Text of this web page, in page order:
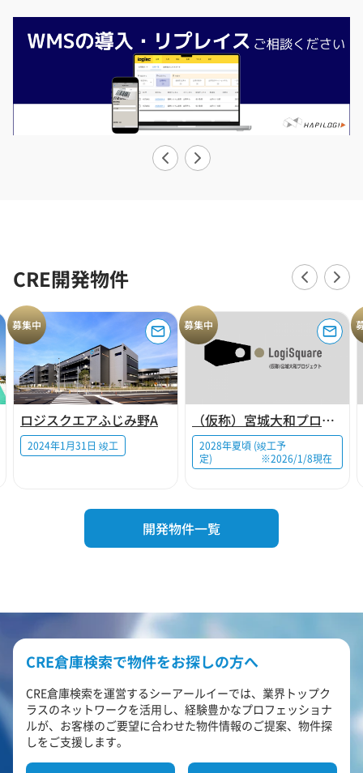
CRE開発物件
募集中
ロジスクエアふじみ野A
2024年1月31日 竣工
募集中
（仮称）宮城大和プロジェクト
2028年夏頃 (竣工予
定) ※2026/1/8現在
開発物件一覧
CRE倉庫検索で物件をお探しの方へ
CRE倉庫検索を運営するシーアールイーでは、業界トップク
ラスのネットワークを活用し、経験豊かなプロフェッショナ
ルが、お客様のご要望に合わせた物件情報のご提案、物件探
しをご支援します。